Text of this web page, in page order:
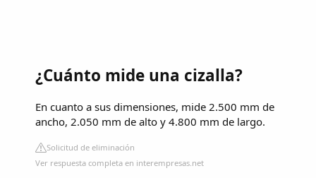
¿Cuánto mide una cizalla?
En cuanto a sus dimensiones, mide 2.500 mm de
ancho, 2.050 mm de alto y 4.800 mm de largo.
Solicitud de eliminación
Ver respuesta completa en interempresas.net